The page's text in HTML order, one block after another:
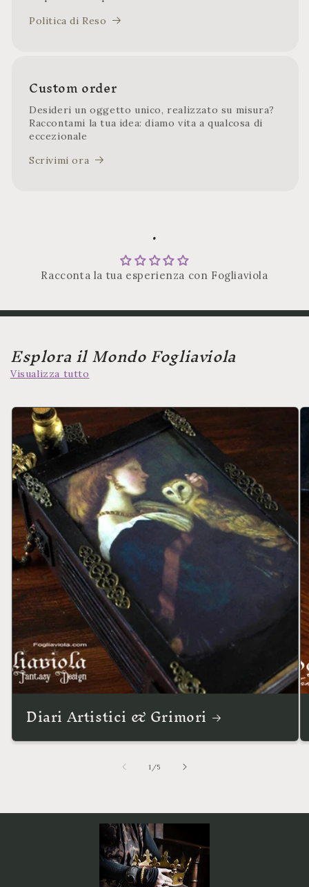
Politica di Reso
Custom order
Desideri un oggetto unico, realizzato su misura?
Raccontami la tua idea: diamo vita a qualcosa di
eccezionale
Scrivimi ora
.
Racconta la tua esperienza con Fogliaviola
Esplora il Mondo Fogliaviola
Visualizza tutto
Diari Artistici & Grimori
1 /su5